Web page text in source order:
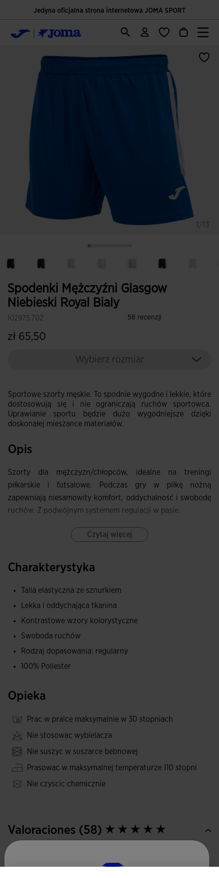
Jedyna oficjalna strona internetowa JOMA SPORT
Spodenki Mężczyźni Glasgow
Niebieski Royal Bialy
102975.702
zł 65,50
Wybierz rozmiar
Sportowe szorty męskie. To spodnie wygodne i lekkie, które
dostosowują się i nie ograniczają ruchów sportowca.
Uprawianie sportu będzie dużo wygodniejsze dzięki
doskonałej mieszance materiałów.
Opis
Szorty dla mężczyzn/chłopców, idealne na treningi
piłkarskie i futsalowe. Podczas gry w piłkę nożną
zapewniają niesamowity komfort, oddychalność i swobodę
ruchów. Z podwójnym systemem regulacji w pasie.
Są wyposażone w elastyczny pas, który dopasowuje się do
sznurkom ściągającym. Boczne dolne rozcięcia na
Wykonane z lekkiego materiału, który odprowadza pot,
zapewniając przewiewność i suchość przez cały czas.
ograniczają ruchów. Wysoce odporne na zużycie,
przetarcia i pranie, co zwiększa ich trwałość.
Sportowy, podstawowy i prosty design z kontrastowymi
Czytaj więcej
Charakterystyka
Talia elastyczna ze sznurkiem
Lekka i oddychająca tkanina
Kontrastowe wzory kolorystyczne
Swoboda ruchów
Rodzaj dopasowania: regularny
100% Poliester
Opieka
Prac w pralce maksymalnie w 30 stopniach
Nie stosowac wybielacza
Nie suszyc w suszarce bebnowej
Prasowac w maksymalnej temperaturze 110 stopni
Nie czyscic chemicznie
Valoraciones (58)